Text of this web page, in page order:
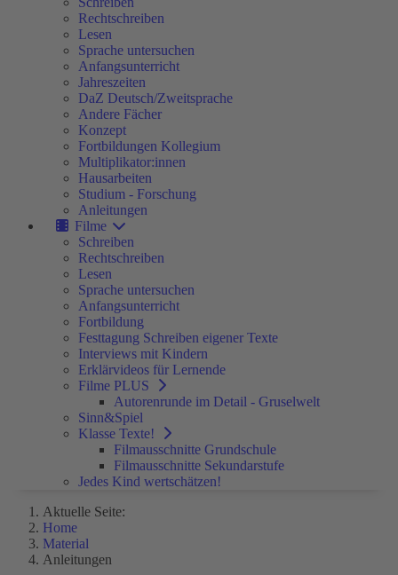
Rechtschreiben
Lesen
Sprache untersuchen
Anfangsunterricht
Jahreszeiten
DaZ Deutsch/Zweitsprache
Andere Fächer
Konzept
Fortbildungen Kollegium
Multiplikator:innen
Hausarbeiten
Studium - Forschung
Anleitungen
Filme
Schreiben
Rechtschreiben
Lesen
Sprache untersuchen
Anfangsunterricht
Fortbildung
Festtagung Schreiben eigener Texte
Interviews mit Kindern
Erklärvideos für Lernende
Filme PLUS
Autorenrunde im Detail - Gruselwelt
Sinn&Spiel
Klasse Texte!
Filmausschnitte Grundschule
Filmausschnitte Sekundarstufe
Jedes Kind wertschätzen!
Aktuelle Seite:
Home
Material
Anleitungen